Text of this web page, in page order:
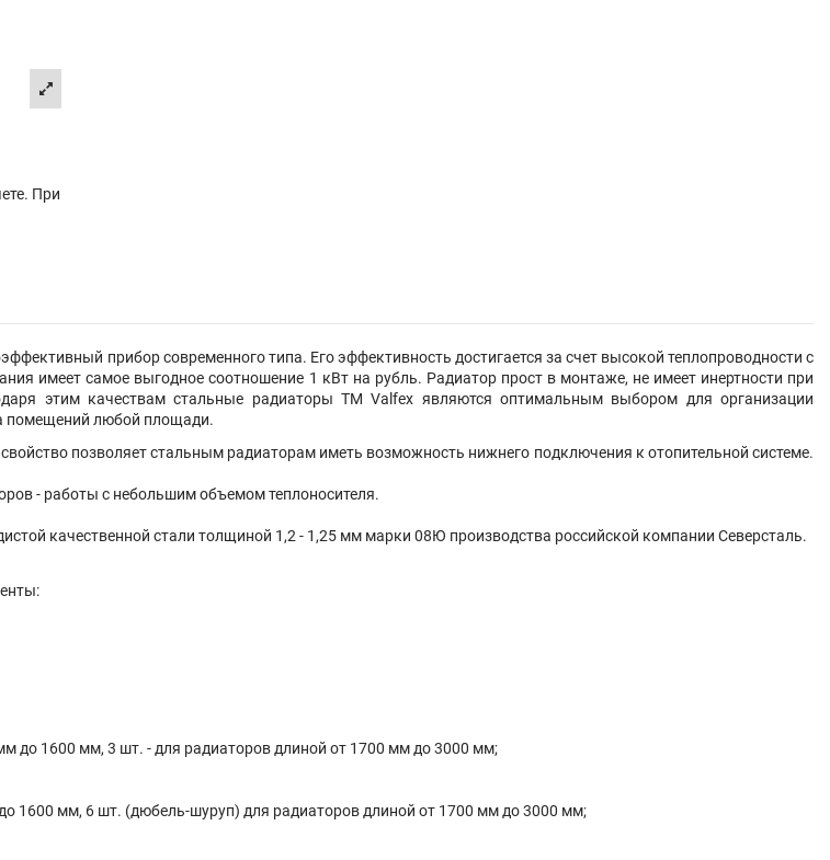
При
прибор современного типа. Его эффективность достигается за счет высокой теплопроводности с
имеет самое выгодное соотношение 1 кВт на рубль. Радиатор прост в монтаже, не имеет инертности при
этим качествам стальные радиаторы TM Valfex являются оптимальным выбором для организации
помещений любой площади.
позволяет стальным радиаторам иметь возможность нижнего подключения к отопительной системе.
- работы с небольшим объемом теплоносителя.
качественной стали толщиной 1,2 - 1,25 мм марки 08Ю производства российской компании Северсталь.
до 1600 мм, 3 шт. - для радиаторов длиной от 1700 мм до 3000 мм;
1600 мм, 6 шт. (дюбель-шуруп) для радиаторов длиной от 1700 мм до 3000 мм;